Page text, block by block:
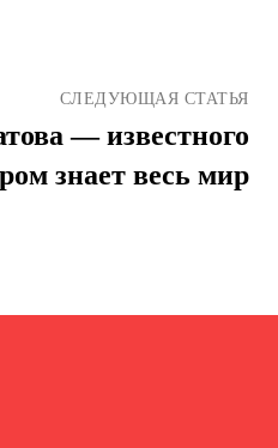
СЛЕДУЮЩАЯ СТАТЬЯ
— известного
знает весь мир